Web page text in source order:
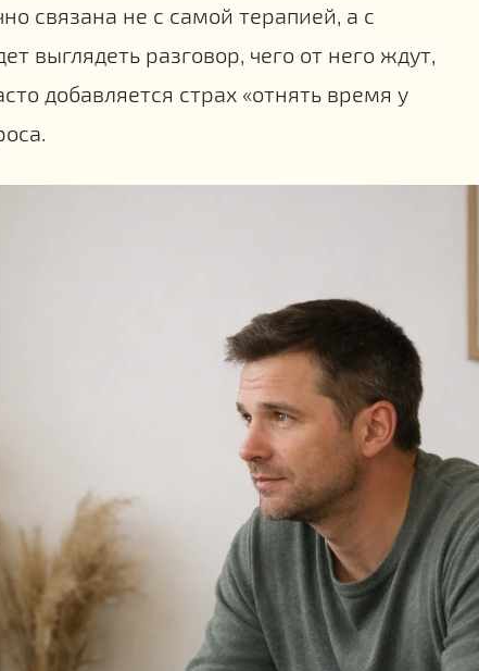
связана не с самой терапией, а с
выглядеть разговор, чего от него ждут,
добавляется страх «отнять время у